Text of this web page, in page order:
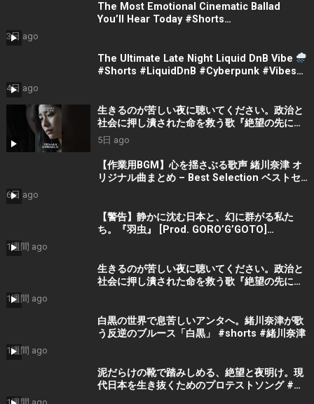
The Most Emotional Cinematic Ballad
You’ll Hear Today #Shorts
3日 ago
The Ultimate Late Night Liquid DnB Vibe
#Shorts #LiquidDnB #Cyberpunk #Vibes
4日 ago
生きるのが苦しい夜に聴いてください。政治と
社会に押し潰された命を救う歌『絶望の先に』
#宮田真尋 #社会問題 #日本政治
5日 ago
【作業用BGM】心を揺さぶる歌声 緒川奈津 オ
リジナル曲まとめ – Best Selection ベストセ
6日 ago
【警告】静かに沈む日本と、幻に群がる私た
ち。『羽虫』 [Prod. GORO’G’GOTO]
1週間 ago
生きるのが苦しい夜に聴いてください。政治と
社会に押し潰された命を救う歌『絶望の先に』
1週間 ago
白黒の世界で息苦しいアンタへ。緒川奈津が歌
う反逆のブルース「白黒」 #shorts #緒川奈津
1週間 ago
泥だらけの靴で踏みしめる、絶望と夜明け。現
代日本を生き抜くためのプロテストソング #吉